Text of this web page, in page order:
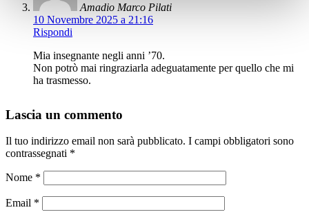
Amadio Marco Pilati
10 Novembre 2025 a 21:16
Rispondi
Mia insegnante negli anni ’70.
Non potrò mai ringraziarla adeguatamente per quello che mi
ha trasmesso.
Lascia un commento
Il tuo indirizzo email non sarà pubblicato. I campi obbligatori sono
contrassegnati *
Nome *
Email *